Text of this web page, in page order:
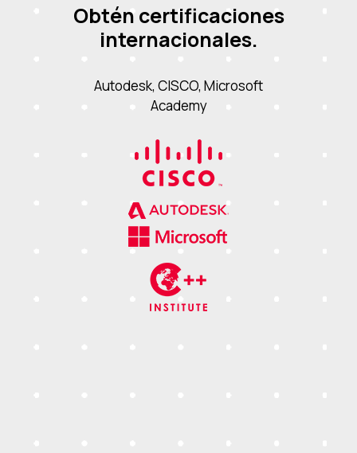
Obtén certificaciones
internacionales.
Autodesk, CISCO, Microsoft
Academy